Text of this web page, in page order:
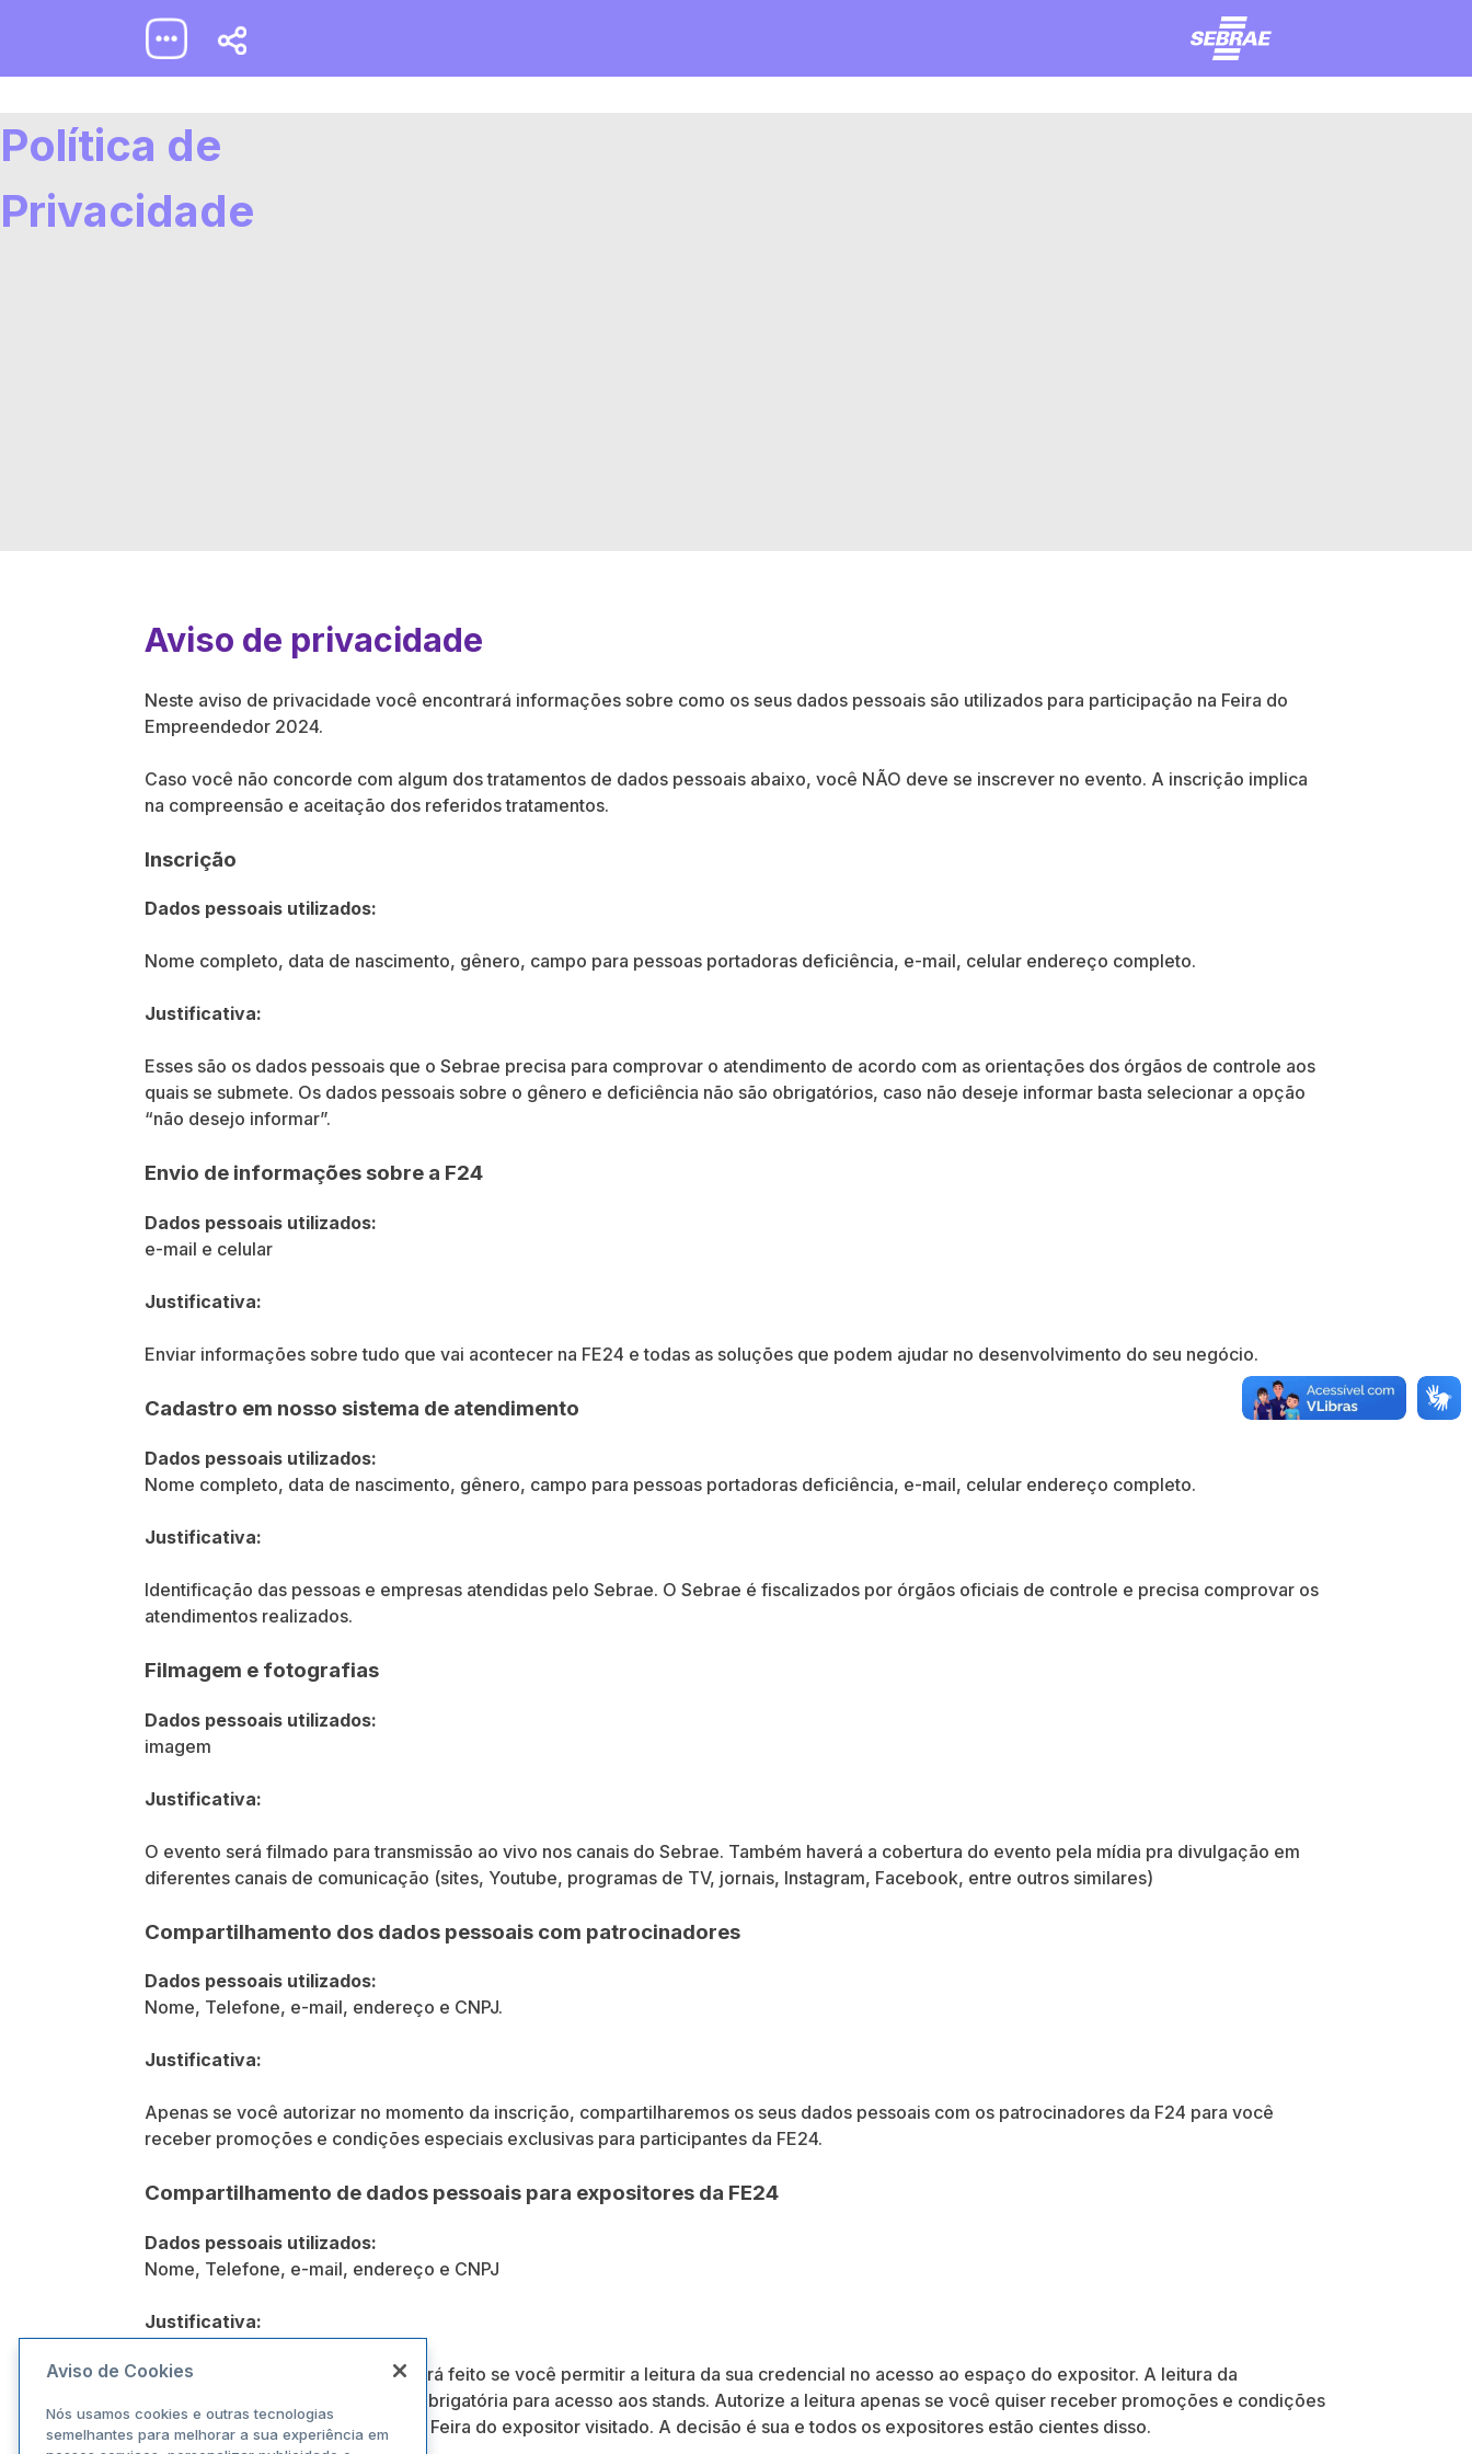
Política de
Privacidade
Aviso de privacidade
Neste aviso de privacidade você encontrará informações sobre como os seus dados pessoais são utilizados para participação na Feira do
Empreendedor 2024.
Caso você não concorde com algum dos tratamentos de dados pessoais abaixo, você NÃO deve se inscrever no evento. A inscrição implica
na compreensão e aceitação dos referidos tratamentos.
Inscrição
Dados pessoais utilizados:
Nome completo, data de nascimento, gênero, campo para pessoas portadoras deficiência, e-mail, celular endereço completo.
Justificativa:
Esses são os dados pessoais que o Sebrae precisa para comprovar o atendimento de acordo com as orientações dos órgãos de controle aos
quais se submete. Os dados pessoais sobre o gênero e deficiência não são obrigatórios, caso não deseje informar basta selecionar a opção
“não desejo informar”.
Envio de informações sobre a F24
Dados pessoais utilizados:
e-mail e celular
Justificativa:
Enviar informações sobre tudo que vai acontecer na FE24 e todas as soluções que podem ajudar no desenvolvimento do seu negócio.
Cadastro em nosso sistema de atendimento
Dados pessoais utilizados:
Nome completo, data de nascimento, gênero, campo para pessoas portadoras deficiência, e-mail, celular endereço completo.
Justificativa:
Identificação das pessoas e empresas atendidas pelo Sebrae. O Sebrae é fiscalizados por órgãos oficiais de controle e precisa comprovar os
atendimentos realizados.
Filmagem e fotografias
Dados pessoais utilizados:
imagem
Justificativa:
O evento será filmado para transmissão ao vivo nos canais do Sebrae. Também haverá a cobertura do evento pela mídia pra divulgação em
diferentes canais de comunicação (sites, Youtube, programas de TV, jornais, Instagram, Facebook, entre outros similares)
Compartilhamento dos dados pessoais com patrocinadores
Dados pessoais utilizados:
Nome, Telefone, e-mail, endereço e CNPJ.
Justificativa:
Apenas se você autorizar no momento da inscrição, compartilharemos os seus dados pessoais com os patrocinadores da F24 para você
receber promoções e condições especiais exclusivas para participantes da FE24.
Compartilhamento de dados pessoais para expositores da FE24
Dados pessoais utilizados:
Nome, Telefone, e-mail, endereço e CNPJ
Justificativa:
Esse compartilhamento apenas será feito se você permitir a leitura da sua credencial no acesso ao espaço do expositor. A leitura da
credencial NÃO é uma condição obrigatória para acesso aos stands. Autorize a leitura apenas se você quiser receber promoções e condições
especiais para os participantes da Feira do expositor visitado. A decisão é sua e todos os expositores estão cientes disso.
Aviso de Cookies
Nós usamos cookies e outras tecnologias
semelhantes para melhorar a sua experiência em